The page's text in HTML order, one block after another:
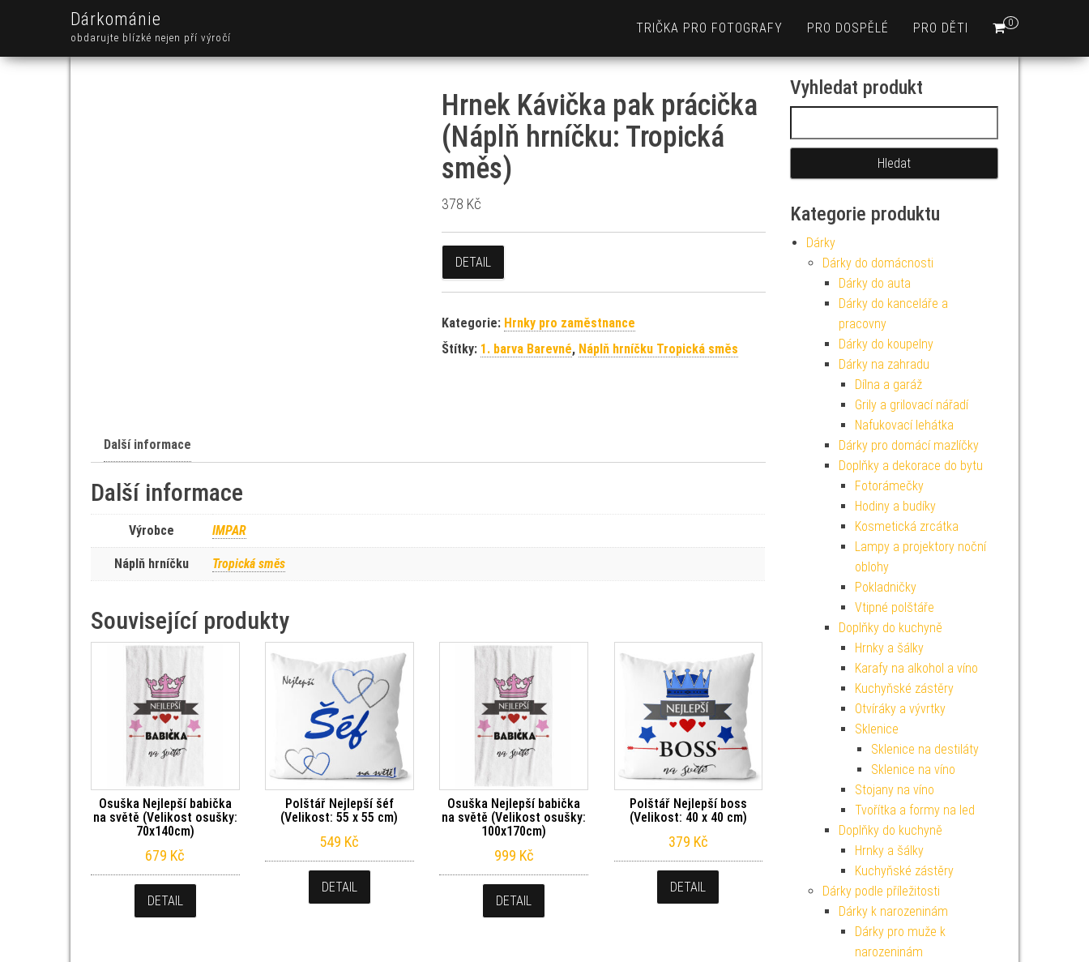
Dárkománie
obdarujte blízké nejen pří výročí
0
TRIČKA PRO FOTOGRAFY PRO DOSPĚLÉ PRO DĚTI
Hrnek Kávička pak prácička
(Náplň hrníčku: Tropická
směs)
378 Kč
DETAIL
Kategorie: Hrnky pro zaměstnance
Štítky: 1. barva Barevné, Náplň hrníčku Tropická směs
Další informace
Další informace
Výrobce IMPAR
Náplň hrníčku Tropická směs
Související produkty
Osuška Nejlepší babička
na světě (Velikost osušky:
70x140cm)
679 Kč
DETAIL
Polštář Nejlepší šéf
(Velikost: 55 x 55 cm)
549 Kč
DETAIL
Osuška Nejlepší babička
na světě (Velikost osušky:
100x170cm)
999 Kč
DETAIL
Polštář Nejlepší boss
(Velikost: 40 x 40 cm)
379 Kč
DETAIL
Vyhledat produkt
Kategorie produktu
Dárky
Dárky do domácnosti
Dárky do auta
Dárky do kanceláře a
pracovny
Dárky do koupelny
Dárky na zahradu
Dílna a garáž
Grily a grilovací nářadí
Nafukovací lehátka
Dárky pro domácí mazlíčky
Doplňky a dekorace do bytu
Fotorámečky
Hodiny a budíky
Kosmetická zrcátka
Lampy a projektory noční
oblohy
Pokladničky
Vtipné polštáře
Doplňky do kuchyně
Hrnky a šálky
Karafy na alkohol a víno
Kuchyňské zástěry
Otvíráky a vývrtky
Sklenice
Sklenice na destiláty
Sklenice na víno
Stojany na víno
Tvořítka a formy na led
Doplňky do kuchyně
Hrnky a šálky
Kuchyňské zástěry
Dárky podle příležitosti
Dárky k narozeninám
Dárky pro muže k
narozeninám